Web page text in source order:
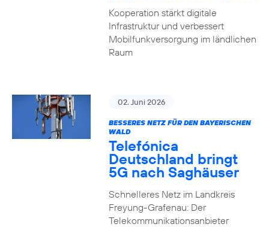
Kooperation stärkt digitale
Infrastruktur und verbessert
Mobilfunkversorgung im ländlichen
Raum
02. Juni 2026
BESSERES NETZ FÜR DEN BAYERISCHEN
WALD
Telefónica
Deutschland bringt
5G nach Saghäuser
Schnelleres Netz im Landkreis
Freyung-Grafenau: Der
Telekommunikationsanbieter